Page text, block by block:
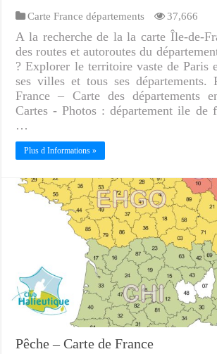
Carte France départements 37,666
A la recherche de la la carte Île-de-
des routes et autoroutes du
? Explorer le territoire vaste de Paris
ses villes et tous ses départements.
France – Carte des départements
Cartes - Photos : département ile de
…
Plus d Informations »
Pêche – Carte de France